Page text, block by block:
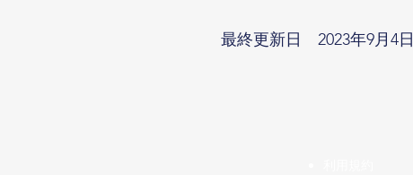
最終更新日 2023年9月4日